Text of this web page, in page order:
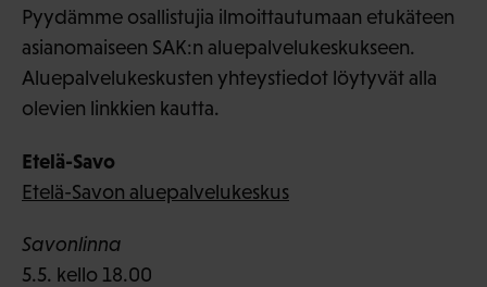
Pyydämme osallistujia ilmoittautumaan etukäteen
asianomaiseen SAK:n aluepalvelukeskukseen.
Aluepalvelukeskusten yhteystiedot löytyvät alla
olevien linkkien kautta.
Etelä-Savo
Etelä-Savon aluepalvelukeskus
Savonlinna
5.5. kello 18.00